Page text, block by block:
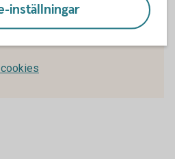
behöver du först
för Funktioner, prestanda
inställningar